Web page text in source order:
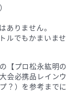
ありません。
ルでもかまいませ
【プロ松永紘明の
会必携品レインウ
？）を参考までに